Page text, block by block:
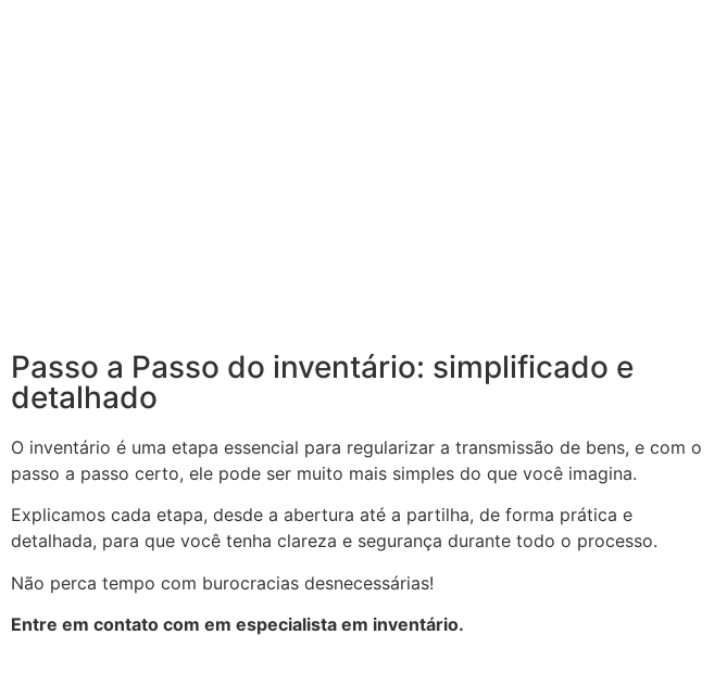
Passo a Passo do inventário: simplificado e
detalhado
O inventário é uma etapa essencial para regularizar a transmissão de bens, e com o
passo a passo certo, ele pode ser muito mais simples do que você imagina.
Explicamos cada etapa, desde a abertura até a partilha, de forma prática e
detalhada, para que você tenha clareza e segurança durante todo o processo.
Não perca tempo com burocracias desnecessárias!
Entre em contato com em especialista em inventário.